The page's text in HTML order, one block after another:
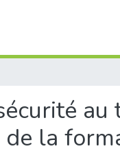
au
la